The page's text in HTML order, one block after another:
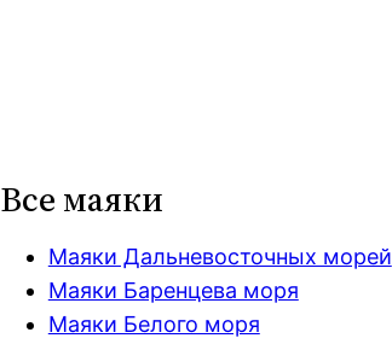
Все маяки
Маяки Дальневосточных морей
Маяки Баренцева моря
Маяки Белого моря